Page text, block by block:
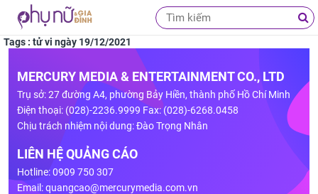
Tags : tử vi ngày 19/12/2021
MERCURY MEDIA & ENTERTAINMENT CO., LTD
Trụ sở: 27 đường A4, phường Bảy Hiền, thành phố Hồ Chí Minh
Điện thoại: (028)-2236.9999 Fax: (028)-6268.0458
Chịu trách nhiệm nội dung: Đào Trọng Nhân
LIÊN HỆ QUẢNG CÁO
Hotline: 0909 750 307
Email:quangcao@mercurymedia.com.vn